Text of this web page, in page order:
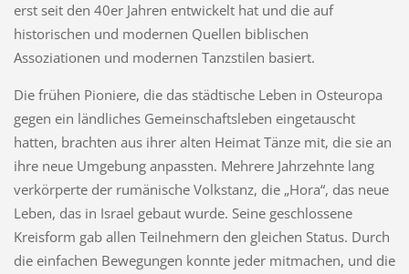
erst seit den 40er Jahren entwickelt hat und die auf
historischen und modernen Quellen biblischen
Assoziationen und modernen Tanzstilen basiert.
Die frühen Pioniere, die das städtische Leben in Osteuropa
gegen ein ländliches Gemeinschaftsleben eingetauscht
hatten, brachten aus ihrer alten Heimat Tänze mit, die sie an
ihre neue Umgebung anpassten. Mehrere Jahrzehnte lang
verkörperte der rumänische Volkstanz, die „Hora“, das neue
Leben, das in Israel gebaut wurde. Seine geschlossene
Kreisform gab allen Teilnehmern den gleichen Status. Durch
die einfachen Bewegungen konnte jeder mitmachen, und die